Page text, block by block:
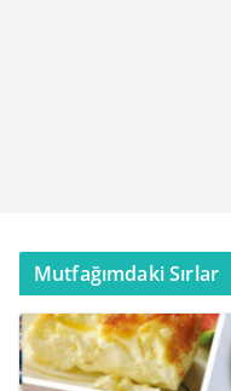
Mutfağımdaki Sırlar